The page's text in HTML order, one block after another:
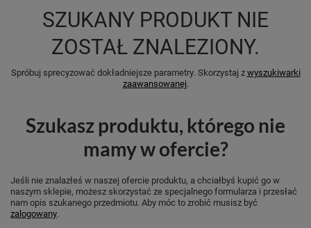
SZUKANY PRODUKT NIE
ZOSTAŁ ZNALEZIONY.
Spróbuj sprecyzować dokładniejsze parametry. Skorzystaj zwyszukiwarki
zaawansowanej.
Szukasz produktu, którego nie
mamy w ofercie?
Jeśli nie znalazłeś w naszej ofercie produktu, a chciałbyś kupić go w
naszym sklepie, możesz skorzystać ze specjalnego formularza i przesłać
nam opis szukanego przedmiotu. Aby móc to zrobić musisz być
zalogowany.